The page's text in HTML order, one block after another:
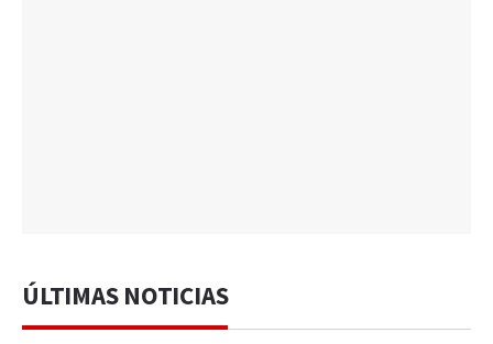
ÚLTIMAS NOTICIAS